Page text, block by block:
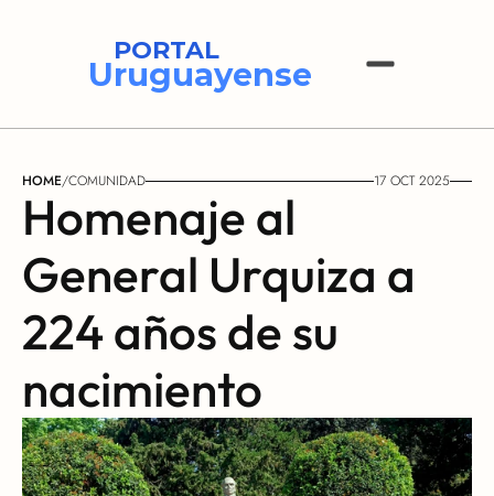
PORTAL
Uruguayense
HOME/COMUNIDAD 17 OCT 2025
Homenaje al
General Urquiza a
224 años de su
nacimiento